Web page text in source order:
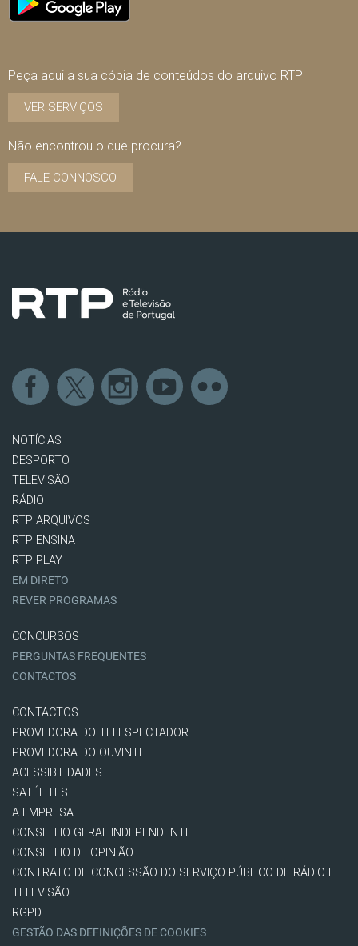
Peça aqui a sua cópia de conteúdos do arquivo RTP
VER SERVIÇOS
Não encontrou o que procura?
FALE CONNOSCO
NOTÍCIAS
DESPORTO
TELEVISÃO
RÁDIO
RTP ARQUIVOS
RTP ENSINA
RTP PLAY
EM DIRETO
REVER PROGRAMAS
CONCURSOS
PERGUNTAS FREQUENTES
CONTACTOS
CONTACTOS
PROVEDORA DO TELESPECTADOR
PROVEDORA DO OUVINTE
ACESSIBILIDADES
SATÉLITES
A EMPRESA
CONSELHO GERAL INDEPENDENTE
CONSELHO DE OPINIÃO
CONTRATO DE CONCESSÃO DO SERVIÇO PÚBLICO DE RÁDIO E
TELEVISÃO
RGPD
GESTÃO DAS DEFINIÇÕES DE COOKIES